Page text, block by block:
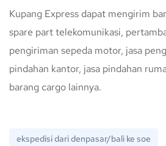
Kupang Express dapat mengirim
spare part telekomunikasi,
pengiriman sepeda motor, jasa
pindahan kantor, jasa pindahan
barang cargo lainnya.
ekspedisi dari denpasar/bali ke soe